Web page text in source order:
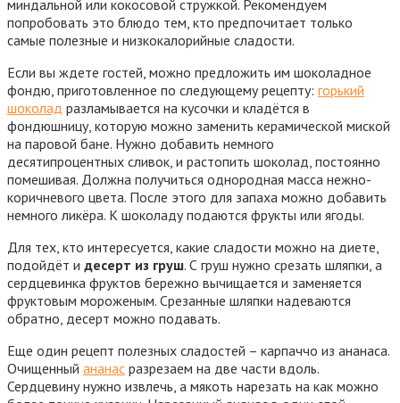
миндальной или кокосовой стружкой. Рекомендуем
попробовать это блюдо тем, кто предпочитает только
самые полезные и низкокалорийные сладости.
Если вы ждете гостей, можно предложить им шоколадное
фондю, приготовленное по следующему рецепту: горький
шоколад разламывается на кусочки и кладётся в
фондюшницу, которую можно заменить керамической миской
на паровой бане. Нужно добавить немного
десятипроцентных сливок, и растопить шоколад, постоянно
помешивая. Должна получиться однородная масса нежно-
коричневого цвета. После этого для запаха можно добавить
немного ликёра. К шоколаду подаются фрукты или ягоды.
Для тех, кто интересуется, какие сладости можно на диете,
подойдёт и десерт из груш. С груш нужно срезать шляпки, а
сердцевинка фруктов бережно вычищается и заменяется
фруктовым мороженым. Срезанные шляпки надеваются
обратно, десерт можно подавать.
Еще один рецепт полезных сладостей – карпаччо из ананаса.
Очищенный ананас разрезаем на две части вдоль.
Сердцевину нужно извлечь, а мякоть нарезать на как можно